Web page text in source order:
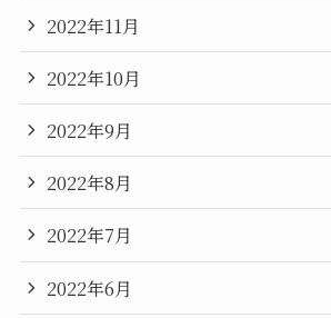
2022年11月
2022年10月
2022年9月
2022年8月
2022年7月
2022年6月